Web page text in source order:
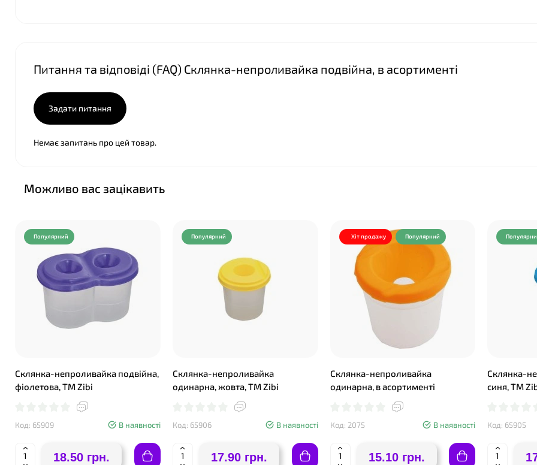
Питання та відповіді (FAQ) Склянка-непроливайка подвійна, в асортименті
Задати питання
Немає запитань про цей товар.
Можливо вас зацікавить
Популярний
Склянка-непроливайка подвійна,
фіолетова, ТМ Zibi
Код: 65909 В наявності
18.50 грн.
Популярний
Склянка-непроливайка
одинарна, жовта, ТМ Zibi
Код: 65906 В наявності
17.90 грн.
Хіт продажу Популярний
Склянка-непроливайка
одинарна, в асортименті
Код: 2075 В наявності
15.10 грн.
Склянка-
синя, ТМ
Код: 65905